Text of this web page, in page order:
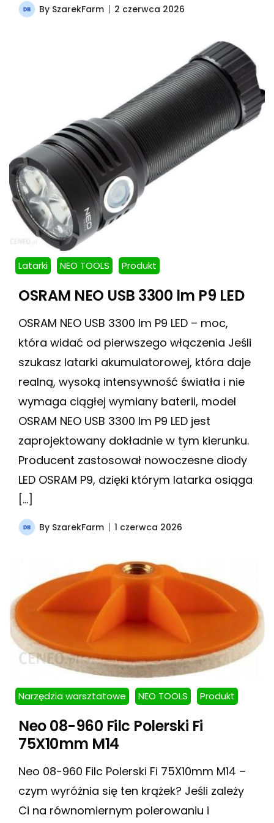
By SzarekFarm 2 czerwca 2026
Latarki NEO TOOLS Produkt
OSRAM NEO USB 3300 lm P9 LED
OSRAM NEO USB 3300 lm P9 LED – moc,
która widać od pierwszego włączenia Jeśli
szukasz latarki akumulatorowej, która daje
realną, wysoką intensywność światła i nie
wymaga ciągłej wymiany baterii, model
OSRAM NEO USB 3300 lm P9 LED jest
zaprojektowany dokładnie w tym kierunku.
Producent zastosował nowoczesne diody
LED OSRAM P9, dzięki którym latarka osiąga
[…]
By SzarekFarm 1 czerwca 2026
Narzędzia warsztatowe NEO TOOLS Produkt
Neo 08-960 Filc Polerski Fi
75X10mm M14
Neo 08-960 Filc Polerski Fi 75X10mm M14 –
czym wyróżnia się ten krążek? Jeśli zależy
Ci na równomiernym polerowaniu i